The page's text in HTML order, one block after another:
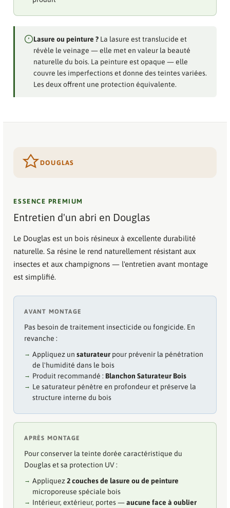
Lasure ou peinture ? La lasure est translucide et
révèle le veinage — elle met en valeur la beauté
naturelle du bois. La peinture est opaque — elle
couvre les imperfections et donne des teintes variées.
Les deux offrent une protection équivalente.
DOUGLAS
ESSENCE PREMIUM
Entretien d'un abri en Douglas
Le Douglas est un bois résineux à excellente durabilité
naturelle. Sa résine le rend naturellement résistant aux
insectes et aux champignons — l'entretien avant montage
est simplifié.
AVANT MONTAGE
Pas besoin de traitement insecticide ou fongicide. En
revanche :
Appliquez unsaturateur pour prévenir la pénétration
de l'humidité dans le bois
Produit recommandé : Blanchon Saturateur Bois
Le saturateur pénètre en profondeur et préserve la
structure interne du bois
APRÈS MONTAGE
Pour conserver la teinte dorée caractéristique du
Douglas et sa protection UV :
Appliquez2 couches de lasure ou de peinture
microporeuse spéciale bois
Intérieur, extérieur, portes —aucune face à oublier